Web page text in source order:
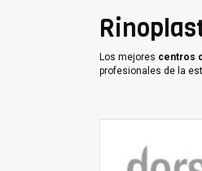
Los mejores centros
profesionales de la